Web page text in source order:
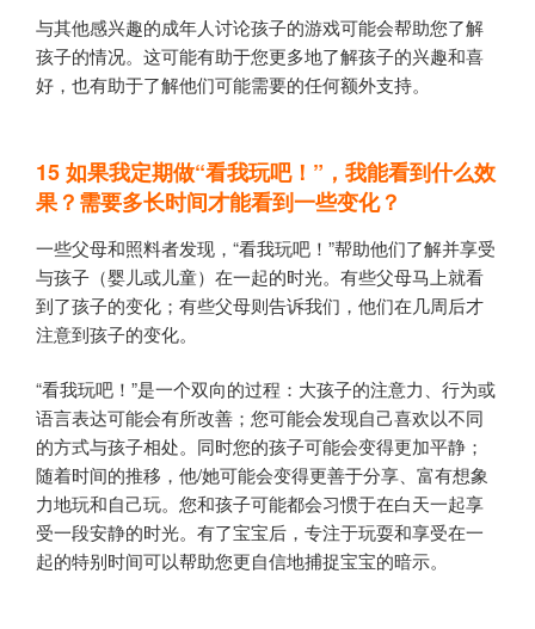
与其他感兴趣的成年人讨论孩子的游戏可能会帮助您了解
孩子的情况。这可能有助于您更多地了解孩子的兴趣和喜
好，也有助于了解他们可能需要的任何额外支持。
15如果我定期做“看我玩吧！”，我能看到什么效
果？需要多长时间才能看到一些变化？
一些父母和照料者发现，“看我玩吧！”帮助他们了解并享受
与孩子（婴儿或儿童）在一起的时光。有些父母马上就看
到了孩子的变化；有些父母则告诉我们，他们在几周后才
注意到孩子的变化。
“看我玩吧！”是一个双向的过程：大孩子的注意力、行为或
语言表达可能会有所改善；您可能会发现自己喜欢以不同
的方式与孩子相处。同时您的孩子可能会变得更加平静；
随着时间的推移，他/她可能会变得更善于分享、富有想象
力地玩和自己玩。您和孩子可能都会习惯于在白天一起享
受一段安静的时光。有了宝宝后，专注于玩耍和享受在一
起的特别时间可以帮助您更自信地捕捉宝宝的暗示。